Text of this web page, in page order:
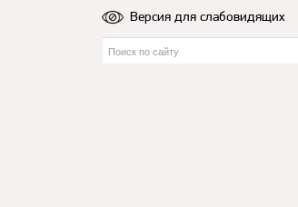
Версия для слабовидящих